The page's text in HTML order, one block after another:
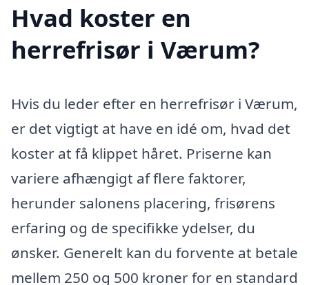
Hvad koster en
herrefrisør i Værum?
Hvis du leder efter en herrefrisør i Værum,
er det vigtigt at have en idé om, hvad det
koster at få klippet håret. Priserne kan
variere afhængigt af flere faktorer,
herunder salonens placering, frisørens
erfaring og de specifikke ydelser, du
ønsker. Generelt kan du forvente at betale
mellem 250 og 500 kroner for en standard